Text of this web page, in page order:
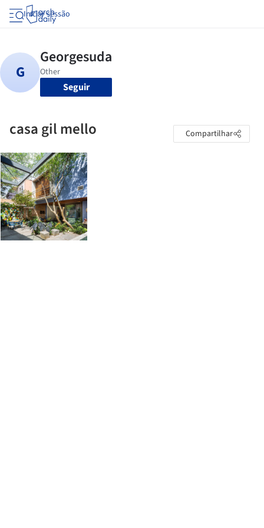
Iniciar sessão
Seguir
casa gil mello Compartilhar